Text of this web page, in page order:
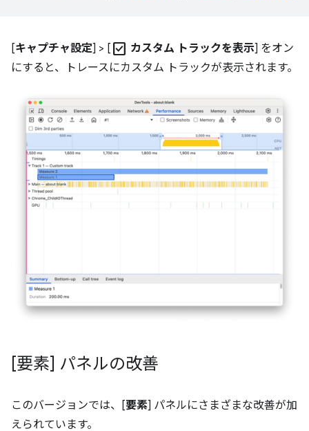
[キャプチャ設定] > [ check_box カスタム トラックを表示] をオン
にすると、トレースにカスタム トラックが表示されます。
[要素] パネルの改善
このバージョンでは、[要素] パネルにさまざまな改善が加
えられています。